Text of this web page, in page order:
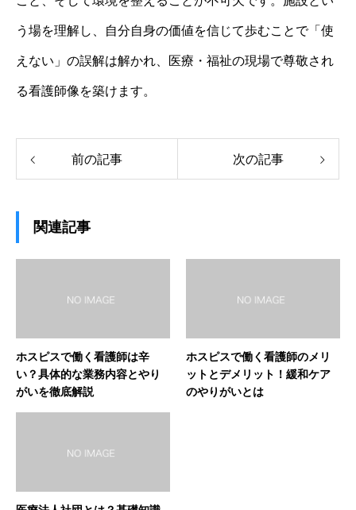
う場を理解し、自分自身の価値を信じて歩むことで「使
えない」の誤解は解かれ、医療・福祉の現場で尊敬され
る看護師像を築けます。
前の記事 次の記事
関連記事
ホスピスで働く看護師は辛
い？具体的な業務内容とやり
がいを徹底解説
ホスピスで働く看護師のメリ
ットとデメリット！緩和ケア
のやりがいとは